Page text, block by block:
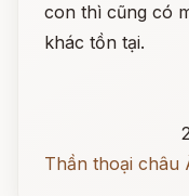
con thì cũng có
khác tồn tại.
Thần thoại châu